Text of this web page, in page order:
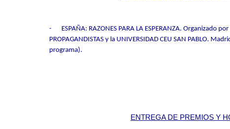
- ESPAÑA: RAZONES PARA LA ESPERANZA. Organizado por
PROPAGANDISTAS y la UNIVERSIDAD CEU SAN PABLO.
programa).
ENTREGA DE PREMIOS Y